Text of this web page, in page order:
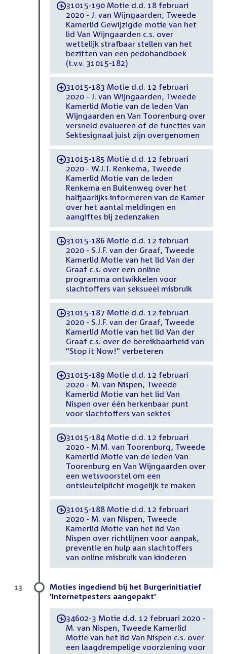
-31015-190 Motie d.d. 18 februari
2020 - J. van Wijngaarden, Tweede
Kamerlid Gewijzigde motie van het
lid Van Wijngaarden c.s. over
wettelijk strafbaar stellen van het
bezitten van een pedohandboek
(t.v.v. 31015-182)
-31015-183 Motie d.d. 12 februari
2020 - J. van Wijngaarden, Tweede
Kamerlid Motie van de leden Van
Wijngaarden en Van Toorenburg over
versneld evalueren of de functies van
Sektesignaal juist zijn overgenomen
-31015-185 Motie d.d. 12 februari
2020 - W.J.T. Renkema, Tweede
Kamerlid Motie van de leden
Renkema en Buitenweg over het
halfjaarlijks informeren van de Kamer
over het aantal meldingen en
aangiftes bij zedenzaken
-31015-186 Motie d.d. 12 februari
2020 - S.J.F. van der Graaf, Tweede
Kamerlid Motie van het lid Van der
Graaf c.s. over een online
programma ontwikkelen voor
slachtoffers van seksueel misbruik
-31015-187 Motie d.d. 12 februari
2020 - S.J.F. van der Graaf, Tweede
Kamerlid Motie van het lid Van der
Graaf c.s. over de bereikbaarheid van
"Stop it Now!" verbeteren
-31015-189 Motie d.d. 12 februari
2020 - M. van Nispen, Tweede
Kamerlid Motie van het lid Van
Nispen over één herkenbaar punt
voor slachtoffers van sektes
-31015-184 Motie d.d. 12 februari
2020 - M.M. van Toorenburg, Tweede
Kamerlid Motie van de leden Van
Toorenburg en Van Wijngaarden over
een wetsvoorstel om een
ontsleutelplicht mogelijk te maken
-31015-188 Motie d.d. 12 februari
2020 - M. van Nispen, Tweede
Kamerlid Motie van het lid Van
Nispen over richtlijnen voor aanpak,
preventie en hulp aan slachtoffers
van online misbruik van kinderen
Moties ingediend bij het Burgerinitiatief
'Internetpesters aangepakt'
-34602-3 Motie d.d. 12 februari 2020 -
M. van Nispen, Tweede Kamerlid
Motie van het lid Van Nispen c.s. over
een laagdrempelige voorziening voor
13